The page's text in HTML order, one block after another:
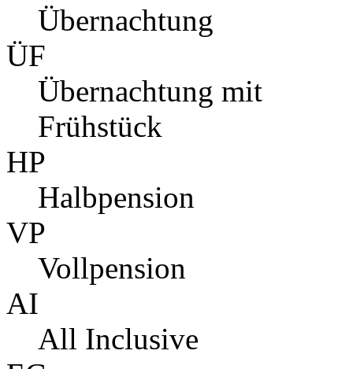
Übernachtung
ÜF
Übernachtung mit
Frühstück
HP
Halbpension
VP
Vollpension
AI
All Inclusive